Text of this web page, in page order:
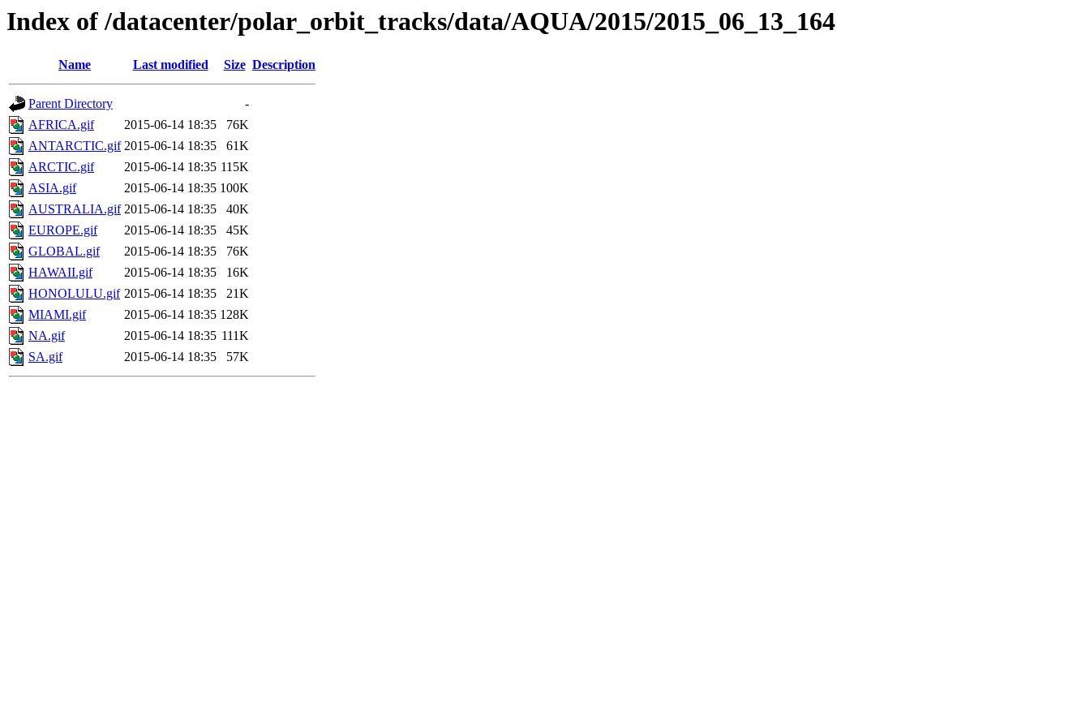
Index of /datacenter/polar_orbit_tracks/data/AQUA/2015/2015_06_13_164
Name Last modified Size Description
Parent Directory
-
AFRICA.gif
2015-06-14 18:35
76K
ANTARCTIC.gif 2015-06-14 18:35
61K
ARCTIC.gif
2015-06-14 18:35 115K
ASIA.gif
2015-06-14 18:35 100K
AUSTRALIA.gif 2015-06-14 18:35
40K
EUROPE.gif
2015-06-14 18:35
45K
GLOBAL.gif
2015-06-14 18:35
76K
HAWAII.gif
2015-06-14 18:35
16K
HONOLULU.gif 2015-06-14 18:35
21K
MIAMI.gif
2015-06-14 18:35 128K
NA.gif
2015-06-14 18:35 111K
SA.gif
2015-06-14 18:35 57K